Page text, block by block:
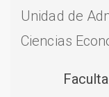
Unidad de
Ciencias